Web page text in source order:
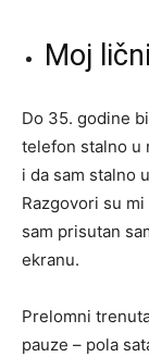
Moj
Do 35. godine
telefon stalno u
i da sam stalno
Razgovori su
sam prisutan
ekranu.
Prelomni
pauze – pola